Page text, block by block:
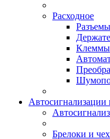
Расходное
Клеммы
Автосигнализации
Брелоки и